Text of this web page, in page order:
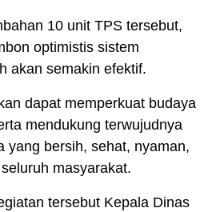
10 unit TPS tersebut,
optimistis sistem
akan semakin efektif.
dapat memperkuat budaya
mendukung terwujudnya
yang bersih, sehat, nyaman,
masyarakat.
tersebut Kepala Dinas